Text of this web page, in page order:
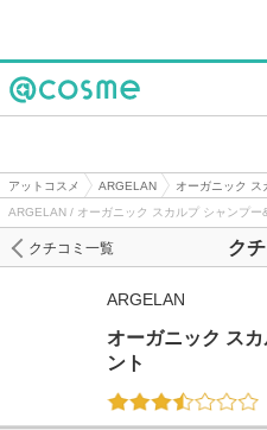
アットコスメ ARGELAN オーガニック ス
ARGELAN / オーガニック スカルプ シャンプー
ク
クチコミ一覧
ARGELAN
オーガニック ス
ント